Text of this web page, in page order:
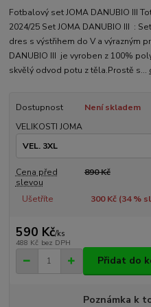
Fotbalový set JOMA DANUBIO III
2024/25 Set JOMA DANUBIO III :
dres s výstřihem do V a výrazným
DANUBIO III je vyroben z 100%
skvělý odvod potu z těla.Prostě s...
Dostupnost
Není skladem
VELIKOSTI JOMA
Cena před
slevou
890 Kč
Ušetříte 300 Kč (34%
590 Kč/ks
488 Kč bez DPH
Přidat do
Poznámka k